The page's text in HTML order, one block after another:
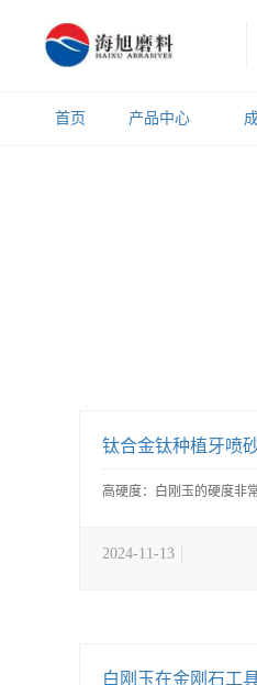
首页 产品中心
钛合金钛种植牙喷
高硬度：白刚玉的硬度非
2024-11-13
白刚玉在金刚石工